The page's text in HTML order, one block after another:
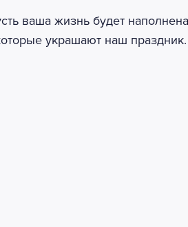
ваша жизнь будет наполнена
украшают наш праздник.